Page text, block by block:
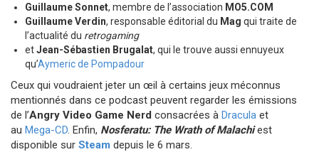
Guillaume Sonnet, membre de l’association MO5.COM
Guillaume Verdin, responsable éditorial du Mag qui traite de
l’actualité du retrogaming
etJean-Sébastien Brugalat, qui le trouve aussi ennuyeux
qu’Aymeric de Pompadour
Ceux qui voudraient jeter un œil à certains jeux méconnus
mentionnés dans ce podcast peuvent regarder les émissions
de l’Angry Video Game Nerd consacrées à Dracula et
au Mega-CD. Enfin, Nosferatu: The Wrath of Malachiest
disponible sur Steam depuis le 6 mars.